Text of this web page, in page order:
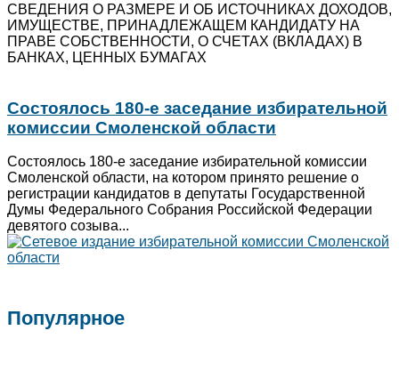
СВЕДЕНИЯ О РАЗМЕРЕ И ОБ ИСТОЧНИКАХ ДОХОДОВ,
ИМУЩЕСТВЕ, ПРИНАДЛЕЖАЩЕМ КАНДИДАТУ НА
ПРАВЕ СОБСТВЕННОСТИ, О СЧЕТАХ (ВКЛАДАХ) В
БАНКАХ, ЦЕННЫХ БУМАГАХ
Состоялось 180-е заседание избирательной
комиссии Смоленской области
Состоялось 180-е заседание избирательной комиссии
Смоленской области, на котором принято решение о
регистрации кандидатов в депутаты Государственной
Думы Федерального Собрания Российской Федерации
девятого созыва...
Популярное